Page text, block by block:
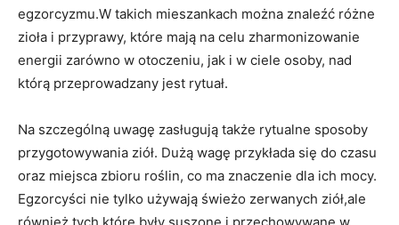
egzorcyzmu.W⁤ takich‍ mieszankach można ​znaleźć różne
zioła ‌i przyprawy, które mają na celu‌ zharmonizowanie
energii zarówno​ w​ otoczeniu, ⁣jak i w ciele osoby, nad
którą⁣ przeprowadzany jest rytuał.
Na szczególną uwagę zasługują także‌ rytualne⁤ sposoby
przygotowywania ziół. Dużą wagę przykłada się do czasu
oraz ‍miejsca zbioru roślin, co ma znaczenie dla ich mocy.
Egzorcyści nie tylko używają świeżo zerwanych ziół,ale